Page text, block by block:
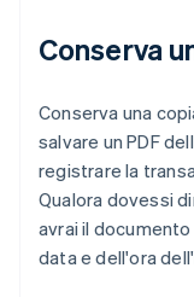
Conserva
Conserva una
salvare un PDF
registrare la
Qualora dovessi
avrai il
data e dell'ora